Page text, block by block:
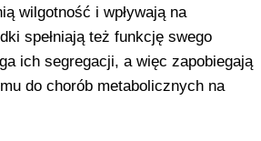
wilgotność i wpływają na
spełniają też funkcję swego
ich segregacji, a więc zapobiegają
do chorób metabolicznych na